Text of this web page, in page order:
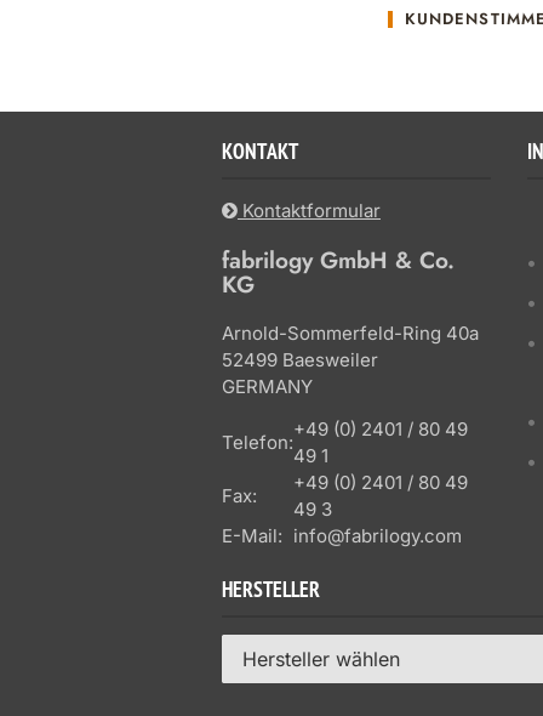
KONTAKT
Kontaktformular
fabrilogy GmbH & Co.
KG
Arnold-Sommerfeld-Ring 40a
52499 Baesweiler
GERMANY
Telefon:
+49 (0) 2401 / 80 49
49 1
Fax:
+49 (0) 2401 / 80 49
49 3
E-Mail: info@fabrilogy.com
HERSTELLER
Hersteller wählen